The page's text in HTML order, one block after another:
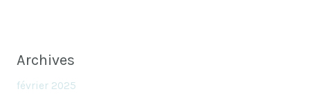
Archives
février 2025